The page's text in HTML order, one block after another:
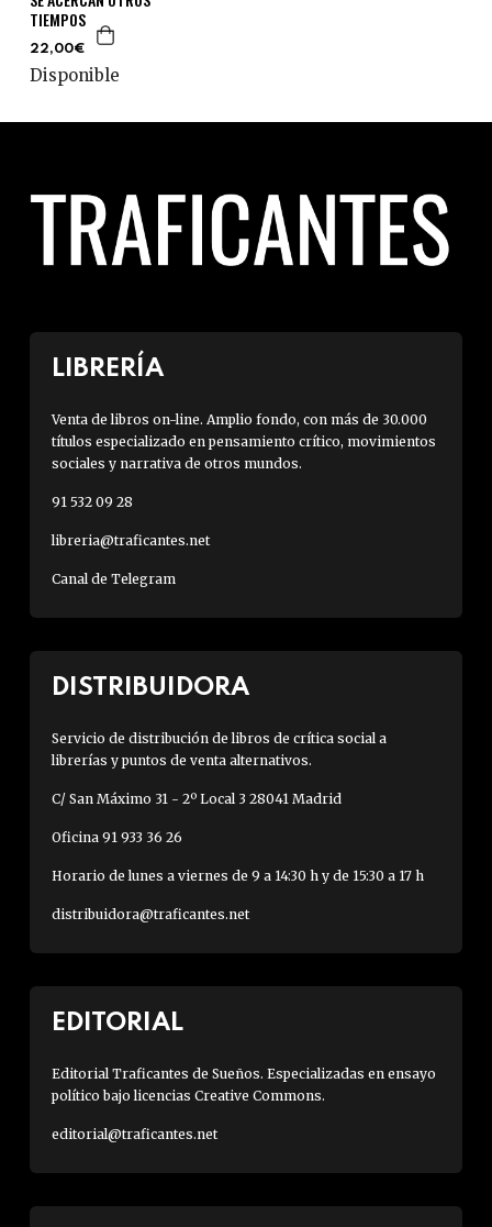
TIEMPOS
22,00€
Disponible
LIBRERÍA
Venta de libros on-line. Amplio fondo, con más de 30.000
títulos especializado en pensamiento crítico, movimientos
sociales y narrativa de otros mundos.
91 532 09 28
libreria@traficantes.net
Canal de Telegram
DISTRIBUIDORA
Servicio de distribución de libros de crítica social a
librerías y puntos de venta alternativos.
C/ San Máximo 31 - 2º Local 3 28041 Madrid
Oficina 91 933 36 26
Horario de lunes a viernes de 9 a 14:30 h y de 15:30 a 17 h
distribuidora@traficantes.net
EDITORIAL
Editorial Traficantes de Sueños. Especializadas en ensayo
político bajo licencias Creative Commons.
editorial@traficantes.net